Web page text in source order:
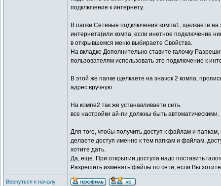
подключение к интернету.
В папке Сетевые подключения компа1, щелкаете на
интернета(или компа, если инетное подключение
в открывшемся меню выбираете Свойства.
На вкладке Дополнительно ставите галочку
пользователям использовать это подключение к
В этой же папке щелкаете на значок 2 компа,
адрес вручную.
На компе2 так же устанавливаете сеть.
все настройки ай-пи должны быть автоматическими.
Для того, чтобы получить доступ к файлам и
делаете доступ именно к тем папкам и файлам,
хотите дать.
Да, еще. При открытии доступа надо поставить
Разрешить изменять файлы по сети, если Вы
Вернуться к началу